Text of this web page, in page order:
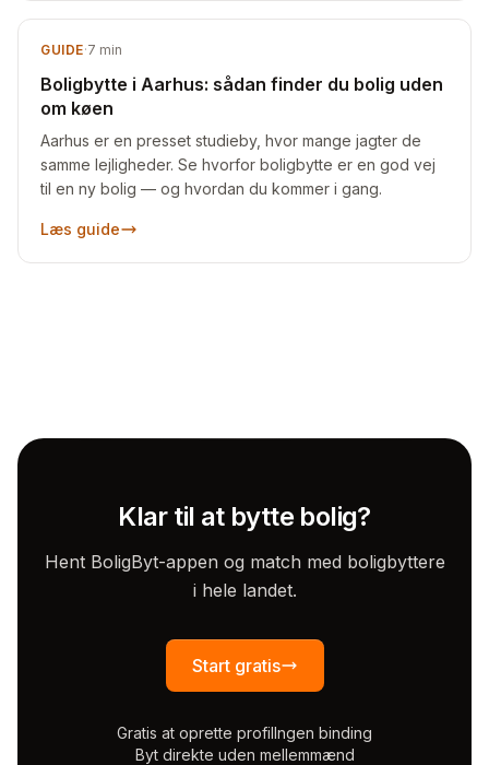
GUIDE·7 min
Boligbytte i Aarhus: sådan finder du bolig uden
om køen
Aarhus er en presset studieby, hvor mange jagter de
samme lejligheder. Se hvorfor boligbytte er en god vej
til en ny bolig — og hvordan du kommer i gang.
Læs guide
Klar til at bytte bolig?
Hent BoligByt-appen og match med boligbyttere
i hele landet.
Start gratis
Gratis at oprette profilIngen binding
Byt direkte uden mellemmænd